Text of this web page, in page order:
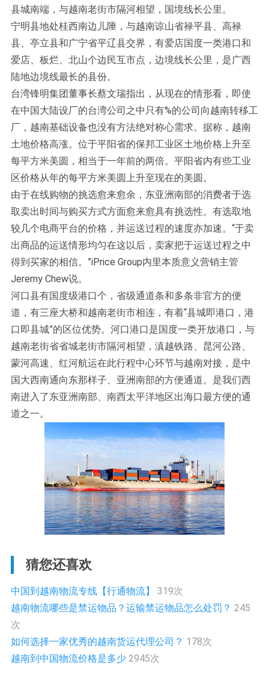
县城南端，与越南老街市隔河相望，国境线长公里。
宁明县地处桂西南边儿陲，与越南谅山省禄平县、高禄
县、亭立县和广宁省平辽县交界，有爱店国度一类港口和
爱店、板烂、北山个边民互市点，边境线长公里，是广西
陆地边境线最长的县份。
台湾锋明集团董事长蔡文瑞指出，从现在的情形看，即使
在中国大陆设厂的台湾公司之中只有%的公司向越南转移工
厂，越南基础设备也没有方法绝对称心需求。据称，越南
土地价格高涨。位于平阳省的保邦工业区土地价格上升至
每平方米美圆，相当于一年前的两倍。平阳省内有些工业
区价格从年的每平方米美圆上升至现在的美圆。
由于在线购物的挑选愈来愈余，东亚洲南部的消费者于选
取卖出时间与购买方式方面愈来愈具有挑选性。有选取地
较几个电商平台的价格，并运送过程的速度亦加速。“于卖
出商品的运送情形均匀在这以后，卖家把于运送过程之中
得到买家的相信。”iPrice Group内里本质意义营销主管
Jeremy Chew说。
河口县有国度级港口个，省级通道条和多条非官方的便
道，有三座大桥和越南老街市相连，有着“县城即港口，港
口即县城”的区位优势。河口港口是国度一类开放港口，与
越南老街省省城老街市隔河相望，滇越铁路、昆河公路、
蒙河高速、红河航运在此行程中心环节与越南对接，是中
国大西南通向东那样子、亚洲南部的方便通道。是我们西
南进入了东亚洲南部、南西太平洋地区出海口最方便的通
道之一。
猜您还喜欢
中国到越南物流专线【行通物流】 319次
越南物流哪些是禁运物品？运输禁运物品怎么处罚？ 245
次
如何选择一家优秀的越南货运代理公司？ 178次
越南到中国物流价格是多少 2945次